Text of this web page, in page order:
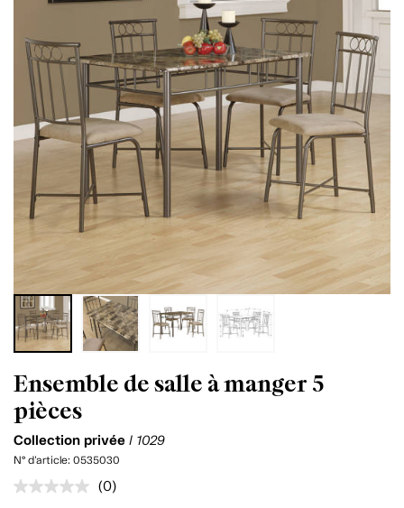
Ensemble de salle à manger 5
pièces
Collection privée I 1029
N° d'article: 0535030
Aucune
(0)